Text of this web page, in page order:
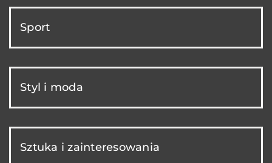
Sport
Styl i moda
Sztuka i zainteresowania